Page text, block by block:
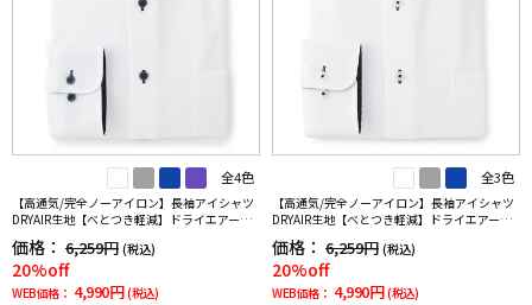
全4色
【高通気/完全ノーアイロン】長袖アイシャツ
DRYAIR生地【べとつき軽減】ドライエアーチ
ドリ調ボタンダウン別布千鳥格子形態安定ス
トレッチ防汚効果吸汗速乾ワイシャツ春夏
価格： 6,259円 (税込)
20%off
WEB価格： 4,990円 (税込)
全3色
【高通気/完全ノーアイロン】長袖アイシャツ
DRYAIR生地【べとつき軽減】ドライエアース
トライプ調セミワイド別布ストライプ形態安
定ストレッチ防汚効果吸汗速乾ワイシャツ春
夏
価格： 6,259円 (税込)
20%off
WEB価格： 4,990円 (税込)